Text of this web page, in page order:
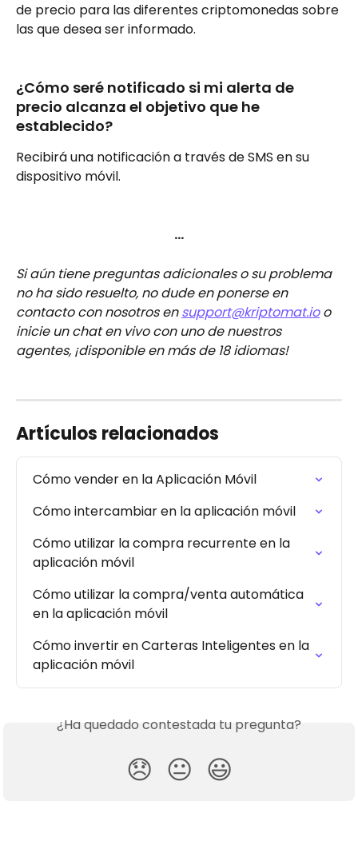
de precio para las diferentes criptomonedas sobre
las que desea ser informado.
¿Cómo seré notificado si mi alerta de
precio alcanza el objetivo que he
establecido?
Recibirá una notificación a través de SMS en su
dispositivo móvil.
…
Si aún tiene preguntas adicionales o su problema
no ha sido resuelto, no dude en ponerse en
contacto con nosotros en support@kriptomat.io o
inicie un chat en vivo con uno de nuestros
agentes, ¡disponible en más de 18 idiomas!
Artículos relacionados
Cómo vender en la Aplicación Móvil
Cómo intercambiar en la aplicación móvil
Cómo utilizar la compra recurrente en la
aplicación móvil
Cómo utilizar la compra/venta automática
en la aplicación móvil
Cómo invertir en Carteras Inteligentes en la
aplicación móvil
¿Ha quedado contestada tu pregunta?
😞 😐 😃